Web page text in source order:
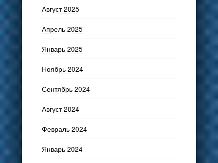
Август 2025
Апрель 2025
Январь 2025
Ноябрь 2024
Сентябрь 2024
Август 2024
Февраль 2024
Январь 2024